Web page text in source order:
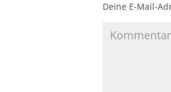
Deine E-Mail-